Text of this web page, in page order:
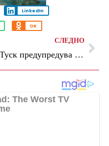
LinkedIn
OK
СЛЕДНО
Туск предупредува по заканите на Медведев: Сите во НАТО конечно треба да почнат сериозно да ги сфаќаат овие зборови